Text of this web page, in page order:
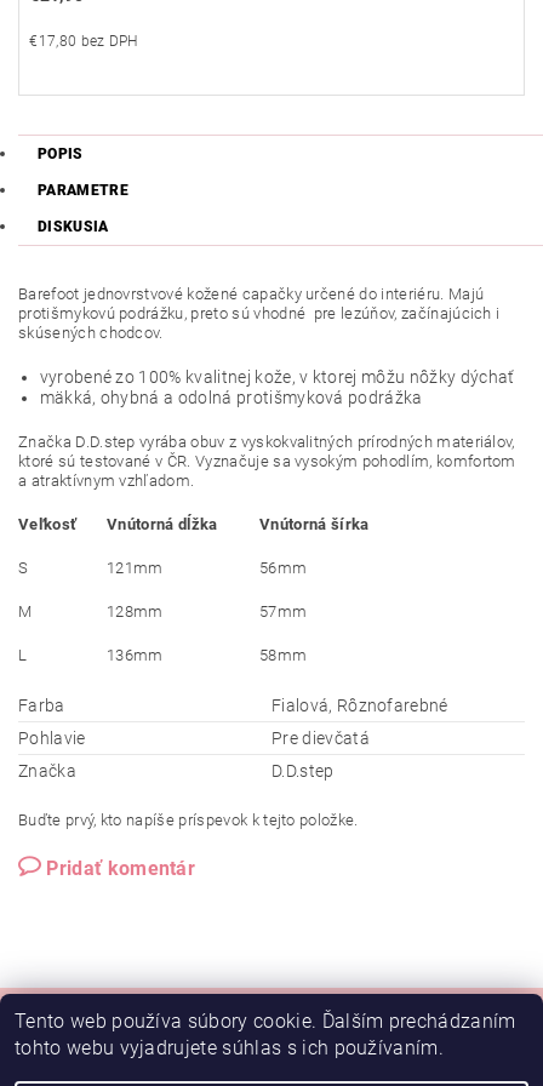
€17,80 bez DPH
POPIS
PARAMETRE
DISKUSIA
Barefoot jednovrstvové kožené capačky určené do interiéru. Majú
protišmykovú podrážku, preto sú vhodné pre lezúňov, začínajúcich i
skúsených chodcov.
vyrobené zo 100% kvalitnej kože, v ktorej môžu nôžky dýchať
mäkká, ohybná a odolná protišmyková podrážka
Značka D.D.step vyrába obuv z vyskokvalitných prírodných materiálov,
ktoré sú testované v ČR. Vyznačuje sa vysokým pohodlím, komfortom
a atraktívnym vzhľadom.
Veľkosť Vnútorná dĺžka Vnútorná šírka
S 121mm 56mm
M 128mm 57mm
L 136mm 58mm
Farba
Fialová, Rôznofarebné
Pohlavie
Pre dievčatá
Značka
D.D.step
Buďte prvý, kto napíše príspevok k tejto položke.
Pridať komentár
Doprava
Tento web používa súbory cookie. Ďalším prechádzaním
tohto webu vyjadrujete súhlas s ich používaním.